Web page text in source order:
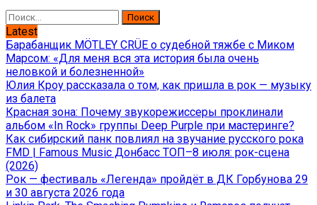
Найти:
Latest
Барабанщик MÖTLEY CRÜE о судебной тяжбе с Миком
Марсом: «Для меня вся эта история была очень
неловкой и болезненной»
Юлия Кроу рассказала о том, как пришла в рок — музыку
из балета
Красная зона: Почему звукорежиссеры проклинали
альбом «In Rock» группы Deep Purple при мастеринге?
Как сибирский панк повлиял на звучание русского рока
FMD | Famous Music Донбасс ТОП–8 июля: рок-сцена
(2026)
Рок — фестиваль «Легенда» пройдёт в ДК Горбунова 29
и 30 августа 2026 года